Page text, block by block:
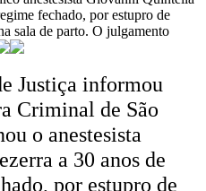
fechado, por estupro de
sala de parto. O julgamento
Justiça informou
Criminal de São
o anestesista
a 30 anos de
por estupro de